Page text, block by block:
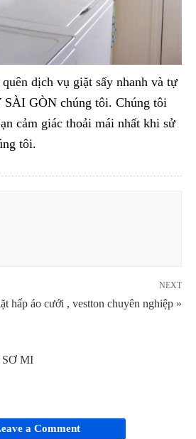
dịch vụ giặt sấy nhanh và tự
GÒN chúng tôi. Chúng tôi
cảm giác thoải mái nhất khi sử
tôi.
NEXT
hấp áo cưới , vestton chuyên nghiệp »
MI
a Comment